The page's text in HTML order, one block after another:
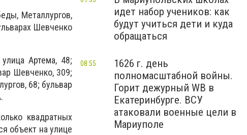
Металлургов,
Шевченко
Артема, 48;
Шевченко, 309;
68; бульвар
квадратных
объект на улице
идет набор учеников: как
будут учиться дети и куда
обращаться
1626 г. день
полномасштабной войны.
Горит дежурный WB в
Екатеринбурге. ВСУ
атаковали военные цели в
Мариуполе
08:55